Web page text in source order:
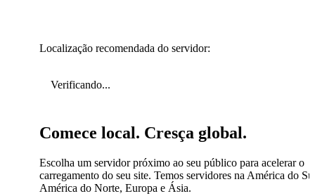
Localização recomendada do servidor:
Verificando...
Comece local. Cresça global.
Escolha um servidor próximo ao seu público para acelerar o
carregamento do seu site. Temos servidores na América do
América do Norte, Europa e Ásia.